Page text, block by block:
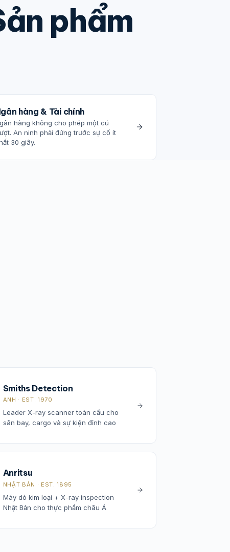
phẩm
hàng & Tài chính
hàng không cho phép một cú
An ninh phải đứng trước sự cố ít
30 giây.
Smiths Detection
ANH · EST. 1970
Leader X-ray scanner toàn cầu cho
sân bay, cargo và sự kiện đỉnh cao
Anritsu
NHẬT BẢN · EST. 1895
Máy dò kim loại + X-ray inspection
Nhật Bản cho thực phẩm châu Á